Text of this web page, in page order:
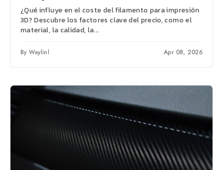
¿Qué influye en el coste del filamento para impresión
3D? Descubre los factores clave del precio, como el
material, la calidad, la...
By Waylinl Apr 08, 2026